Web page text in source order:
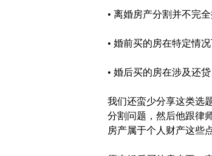
• 离婚房产分割并不完
• 婚前买的房在特定情
• 婚后买的房在涉及还
我们还蛮少分享这类选
分割问题，然后他跟律
房产属于个人财产这些